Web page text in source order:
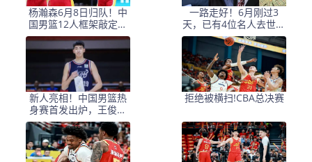
杨瀚森6月8日归队！中
国男篮12人框架敲定，
锋线王牌竟是他？
一路走好！6月刚过3
天，已有4位名人去世，
姚明等人发文悼念
新人亮相！中国男篮热
身赛首发出炉，王俊杰
领衔+徐昕坐镇禁区
拒绝被横扫!CBA总决赛